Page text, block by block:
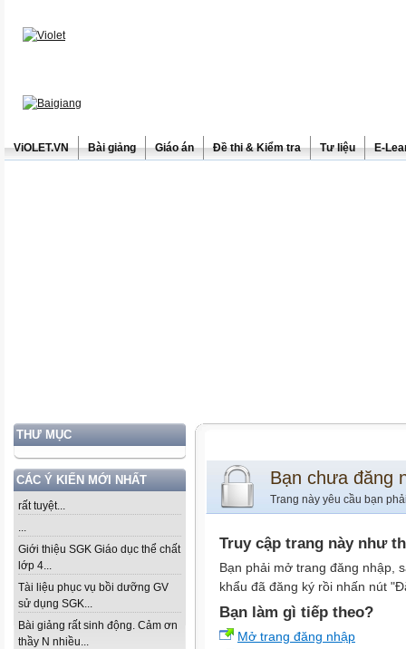
ViOLET.VN Bài giảng Giáo án Đề thi & Kiểm tra Tư liệu E-
THƯ MỤC
CÁC Ý KIẾN MỚI NHẤT
rất tuyệt...
...
Giới thiệu SGK Giáo dục thể chất
lớp 4...
Tài liệu phục vụ bồi dưỡng GV
sử dụng SGK...
Bài giảng rất sinh động. Cảm ơn
thầy N nhiều...
Bạn chưa đăng
Trang này yêu cầu bạn
Truy cập trang này như
Bạn phải mở trang đăng nhập,
khẩu đã đăng ký rồi nhấn nút
Bạn làm gì tiếp theo?
Mở trang đăng nhập